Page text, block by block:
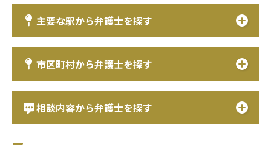
主要な駅から弁護士を探す
市区町村から弁護士を探す
相談内容から弁護士を探す